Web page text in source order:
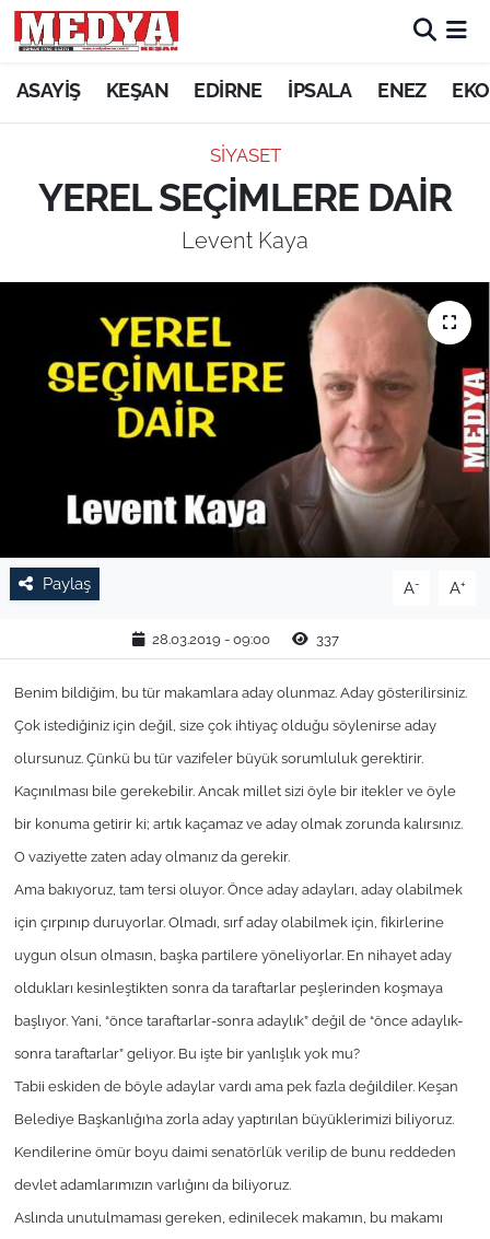
ASAYİŞ KEŞAN EDİRNE İPSALA ENEZ
SİYASET
YEREL SEÇİMLERE DAİR
Levent Kaya
Paylaş A- A+
28.03.2019 - 09:00 337
Benim bildiğim, bu tür makamlara aday olunmaz. Aday gösterilirsiniz.
Çok istediğiniz için değil, size çok ihtiyaç olduğu söylenirse aday
olursunuz. Çünkü bu tür vazifeler büyük sorumluluk gerektirir.
Kaçınılması bile gerekebilir. Ancak millet sizi öyle bir itekler ve öyle
bir konuma getirir ki; artık kaçamaz ve aday olmak zorunda kalırsınız.
O vaziyette zaten aday olmanız da gerekir.
Ama bakıyoruz, tam tersi oluyor. Önce aday adayları, aday olabilmek
için çırpınıp duruyorlar. Olmadı, sırf aday olabilmek için, fikirlerine
uygun olsun olmasın, başka partilere yöneliyorlar. En nihayet aday
oldukları kesinleştikten sonra da taraftarlar peşlerinden koşmaya
başlıyor. Yani, “önce taraftarlar-sonra adaylık” değil de “önce adaylık-
sonra taraftarlar” geliyor. Bu işte bir yanlışlık yok mu?
Tabii eskiden de böyle adaylar vardı ama pek fazla değildiler. Keşan
Belediye Başkanlığı’na zorla aday yaptırılan büyüklerimizi biliyoruz.
Kendilerine ömür boyu daimi senatörlük verilip de bunu reddeden
devlet adamlarımızın varlığını da biliyoruz.
Aslında unutulmaması gereken, edinilecek makamın, bu makamı
KEŞAN
ASAYİŞ
EKONOMİ
SAĞLIK
TARIM VE HAYVANCILIK
KÜLTÜR SANAT
RESMİ İLAN
SPOR
YAŞAM
TEKİRDAĞ
KIRKLARELİ
TÜRKİYE
Bölge
Güvenlik